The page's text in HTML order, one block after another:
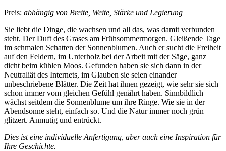
Preis: abhängig von Breite, Weite, Stärke und Legierung
Sie liebt die Dinge, die wachsen und all das, was damit verbunden
steht. Der Duft des Grases am Frühsommermorgen. Gleißende Tage
im schmalen Schatten der Sonnenblumen. Auch er sucht die Freiheit
auf den Feldern, im Unterholz bei der Arbeit mit der Säge, ganz
dicht beim kühlen Moos. Gefunden haben sie sich dann in der
Neutraliät des Internets, im Glauben sie seien einander
unbeschriebene Blätter. Die Zeit hat ihnen gezeigt, wie sehr sie sich
schon immer vom gleichen Gefühl genährt haben. Sinnbildlich
wächst seitdem die Sonnenblume um ihre Ringe. Wie sie in der
Abendsonne steht, einfach so. Und die Natur immer noch grün
glitzert. Anmutig und entrückt.
Dies ist eine individuelle Anfertigung, aber auch eine Inspiration für
Ihre Geschichte.